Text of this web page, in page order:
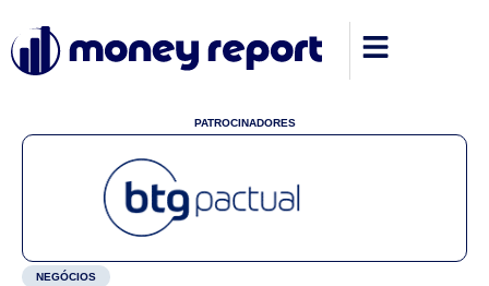
PATROCINADORES
NEGÓCIOS